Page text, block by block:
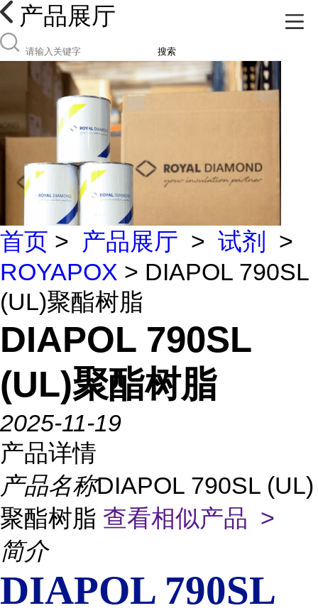
产品展厅
搜索
首页 > 产品展厅 > 试剂 >
ROYAPOX > DIAPOL 790SL
(UL)聚酯树脂
DIAPOL 790SL
(UL)聚酯树脂
2025-11-19
产品详情
产品名称DIAPOL 790SL (UL)
聚酯树脂 查看相似产品 >
简介
DIAPOL 790SL